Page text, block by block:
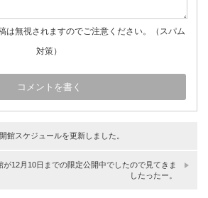
は無視されますのでご注意ください。（スパム
対策）
館スケジュールを更新しました。
が12月10日までの限定公開中でしたので見てきま
したったー。